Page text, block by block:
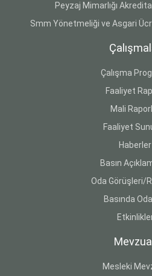
Peyzaj Mimarlığı
Smm Yönetmeliği ve Asgari
Çalışma
Faaliyet
Mali
Faaliyet
Haberler
Basın
Oda Görüşleri/
Basında
Mesleki